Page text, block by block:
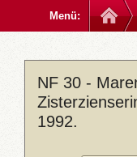
Menü:
NF 30 -
1992.